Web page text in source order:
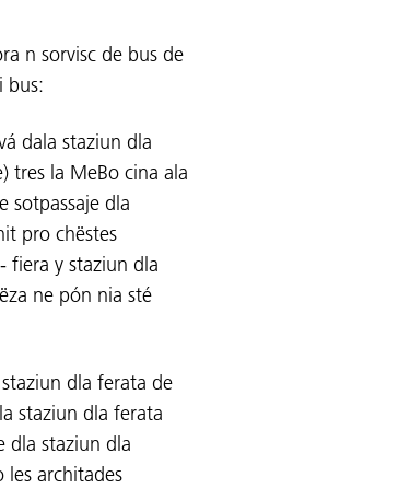
n sorvisc de bus de
bus:
dala staziun dla
tres la MeBo cina ala
sotpassaje dla
pro chëstes
fiera y staziun dla
ne pón nia sté
dla ferata de
staziun dla ferata
dla staziun dla
les architades